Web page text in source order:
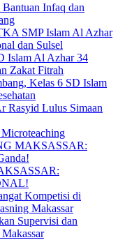
Infaq dan
SMP Islam Al Azhar
dan Sulsel
Islam Al Azhar 34
Zakat Fitrah
Kelas 6 SD Islam
Rasyid Lulus Simaan
MAKSASSAR:
Kompetisi di
Makassar
Supervisi dan